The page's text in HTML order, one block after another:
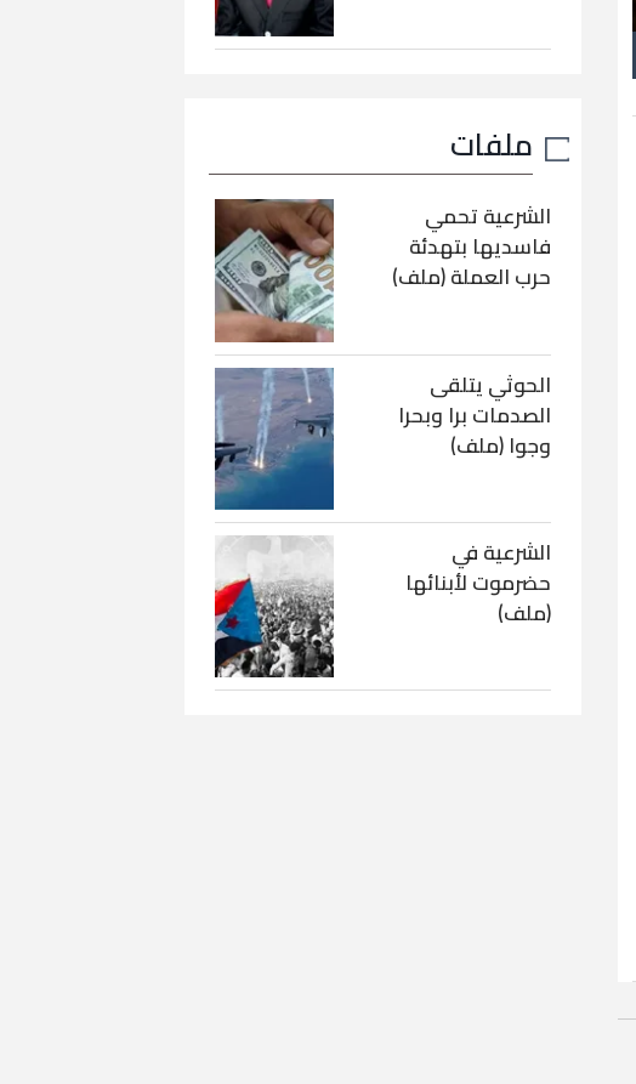
ملفات
الشرعية تحمي
فاسديها بتهدئة
حرب العملة (ملف)
الحوثي يتلقى
الصدمات برا وبحرا
وجوا (ملف)
الشرعية في
حضرموت لأبنائها
(ملف)